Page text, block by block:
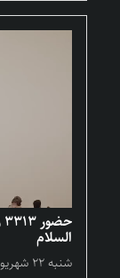
السلام
شنبه ۲۲ شهریور ۱۴۰۴